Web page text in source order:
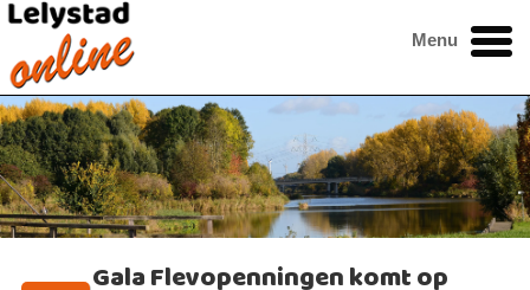
Menu
Gala Flevopenningen komt op